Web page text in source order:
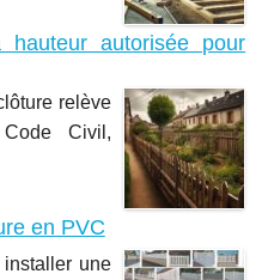
hauteur autorisée pour
relève
Civil,
en PVC
une